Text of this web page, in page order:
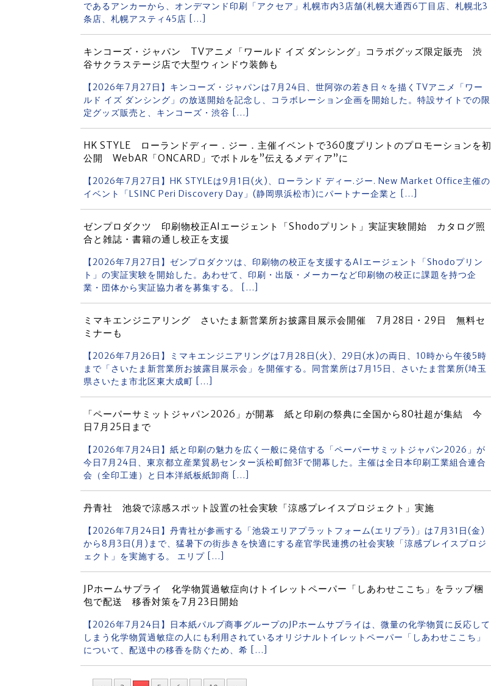
であるアンカーから、オンデマンド印刷「アクセア」札幌市内3店舗(札幌大通西6丁目店、札幌北3
条店、札幌アスティ45店 […]
キンコーズ・ジャパン TVアニメ「ワールド イズ ダンシング」コラボグッズ限定販売 渋
谷サクラステージ店で大型ウィンドウ装飾も
【2026年7月27日】キンコーズ・ジャパンは7月24日、世阿弥の若き日々を描くTVアニメ「ワー
ルド イズ ダンシング」の放送開始を記念し、コラボレーション企画を開始した。特設サイトでの限
定グッズ販売と、キンコーズ・渋谷 […]
HK STYLE ローランドディー．ジー．主催イベントで360度プリントのプロモーションを初
公開 WebAR「ONCARD」でボトルを”伝えるメディア”に
【2026年7月27日】HK STYLEは9月1日(火)、ローランド ディー.ジー. New Market Office主催の
イベント「LSINC Peri Discovery Day」(静岡県浜松市)にパートナー企業と […]
ゼンプロダクツ 印刷物校正AIエージェント「Shodoプリント」実証実験開始 カタログ照
合と雑誌・書籍の通し校正を支援
【2026年7月27日】ゼンプロダクツは、印刷物の校正を支援するAIエージェント「Shodoプリン
ト」の実証実験を開始した。あわせて、印刷・出版・メーカーなど印刷物の校正に課題を持つ企
業・団体から実証協力者を募集する。 […]
ミマキエンジニアリング さいたま新営業所お披露目展示会開催 7月28日・29日 無料セ
ミナーも
【2026年7月26日】ミマキエンジニアリングは7月28日(火)、29日(水)の両日、10時から午後5時
まで「さいたま新営業所お披露目展示会」を開催する。同営業所は7月15日、さいたま営業所(埼玉
県さいたま市北区東大成町 […]
「ペーパーサミットジャパン2026」が開幕 紙と印刷の祭典に全国から80社超が集結 今
日7月25日まで
【2026年7月24日】紙と印刷の魅力を広く一般に発信する「ペーパーサミットジャパン2026」が
今日7月24日、東京都立産業貿易センター浜松町館3Fで開幕した。主催は全日本印刷工業組合連合
会（全印工連）と日本洋紙板紙卸商 […]
丹青社 池袋で涼感スポット設置の社会実験「涼感プレイスプロジェクト」実施
【2026年7月24日】丹青社が参画する「池袋エリアプラットフォーム(エリプラ)」は7月31日(金)
から8月3日(月)まで、猛暑下の街歩きを快適にする産官学民連携の社会実験「涼感プレイスプロジ
ェクト」を実施する。 エリプ […]
JPホームサプライ 化学物質過敏症向けトイレットペーパー「しあわせここち」をラップ梱
包で配送 移香対策を7月23日開始
【2026年7月24日】日本紙パルプ商事グループのJPホームサプライは、微量の化学物質に反応して
しまう化学物質過敏症の人にも利用されているオリジナルトイレットペーパー「しあわせここち」
について、配送中の移香を防ぐため、希 […]